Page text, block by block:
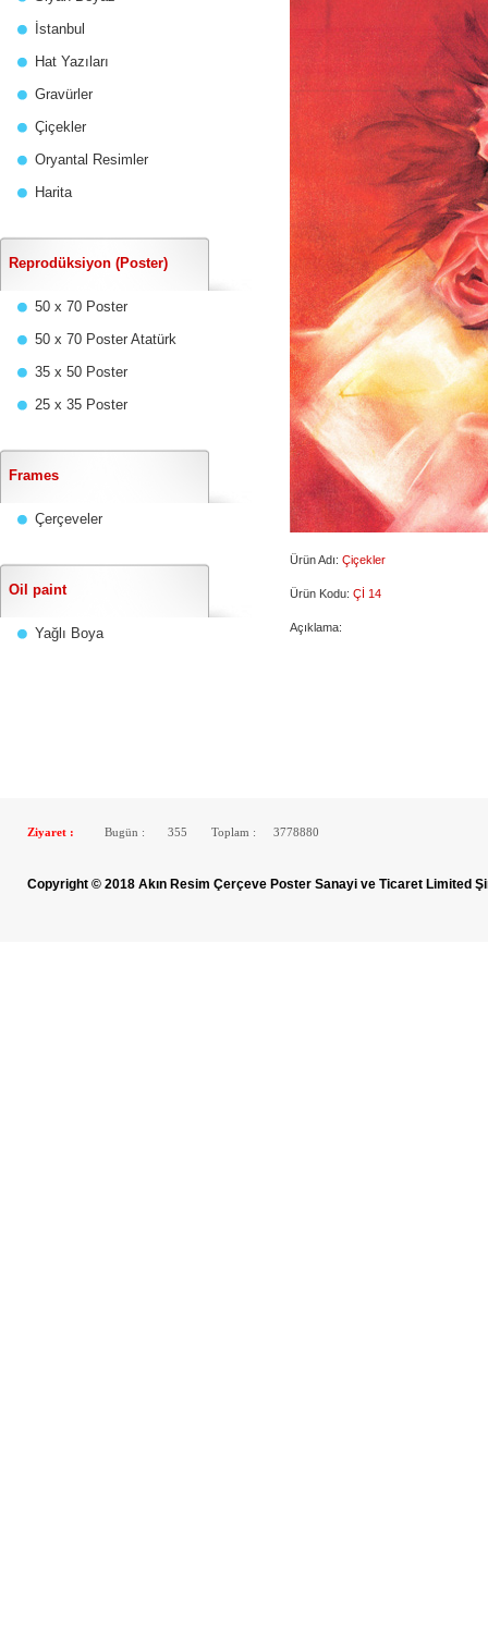
İstanbul
Hat Yazıları
Gravürler
Çiçekler
Oryantal Resimler
Harita
Reprodüksiyon (Poster)
50 x 70 Poster
50 x 70 Poster Atatürk
35 x 50 Poster
25 x 35 Poster
Frames
Çerçeveler
Oil paint
Yağlı Boya
Ürün Adı: Çiçekler
Ürün Kodu: Çİ 14
Açıklama:
Ziyaret : Bugün : 355 Toplam : 3778880
Copyright © 2018 Akın Resim Çerçeve Poster Sanayi ve Ticaret Limited